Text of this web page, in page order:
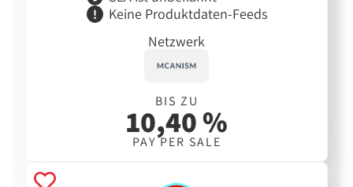
Keine Produktdaten-Feeds
Netzwerk
BIS ZU
10,40 %
PAY PER SALE